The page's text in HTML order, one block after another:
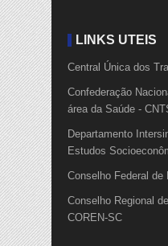
LINKS ÚTEIS
Central Única dos
Confederação
área da Saúde -
Departamento
Estudos
Conselho Federal de
Conselho Regional
COREN-SC